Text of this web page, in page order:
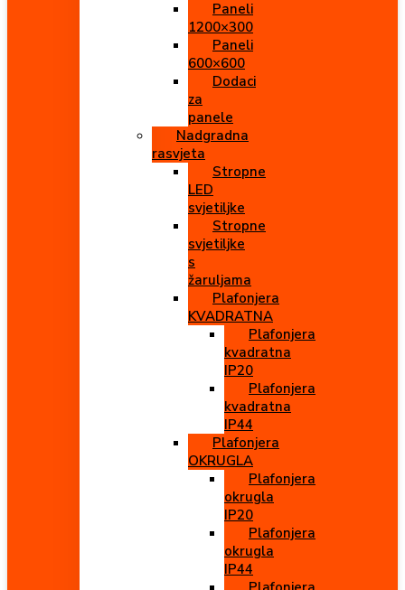
Paneli
1200×300
Paneli
600×600
Dodaci
za
panele
Nadgradna
rasvjeta
Stropne
LED
svjetiljke
Stropne
svjetiljke
s
žaruljama
Plafonjera
KVADRATNA
Plafonjera
kvadratna
IP20
Plafonjera
kvadratna
IP44
Plafonjera
OKRUGLA
Plafonjera
okrugla
IP20
Plafonjera
okrugla
IP44